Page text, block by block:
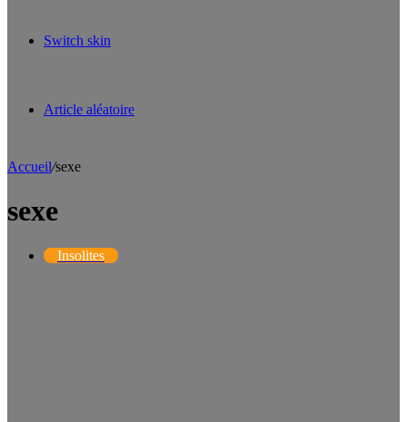
Switch skin
Article aléatoire
Accueil/sexe
sexe
Insolites